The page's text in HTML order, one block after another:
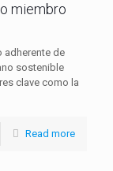
miembro
adherente de
sostenible
clave como la
Read more